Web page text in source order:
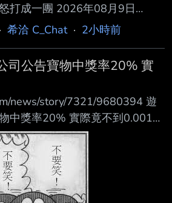
打成一團 2026年08月9日
貞／綜合外電報導 漫威最新大作
之際，印度一 間電影院卻上演真
名二刷的男性觀眾因在放映中不
惹怒周圍 其他觀眾，雙方爭執
行，導致整個影廳大亂，影片在
NDTV等當地媒體，影片中一行
前往觀賞這部漫威新片，入座
一對男女，未料這名男子已事
· 希洽 C_Chat· 2小時前
司公告寶物中獎率20% 實
news/story/7321/9680394 遊
中獎率20% 實際竟不到0.001%
08-09 16:06 聯合報／ 記者
時報導 莫姓男子參加遊戲公司
動，見公告抽中機率高達百分之
元 、抽了65次，竟只中1次，
分之0.00082；他提告要求退費